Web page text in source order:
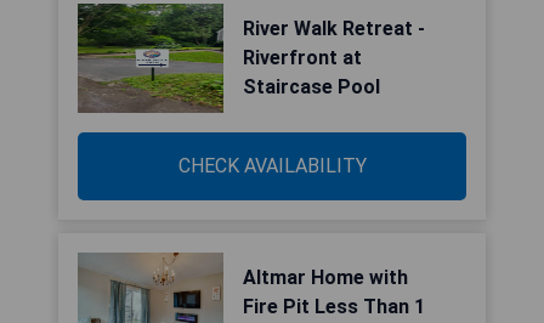
River Walk Retreat -
Riverfront at
Staircase Pool
CHECK AVAILABILITY
Altmar Home with
Fire Pit Less Than 1